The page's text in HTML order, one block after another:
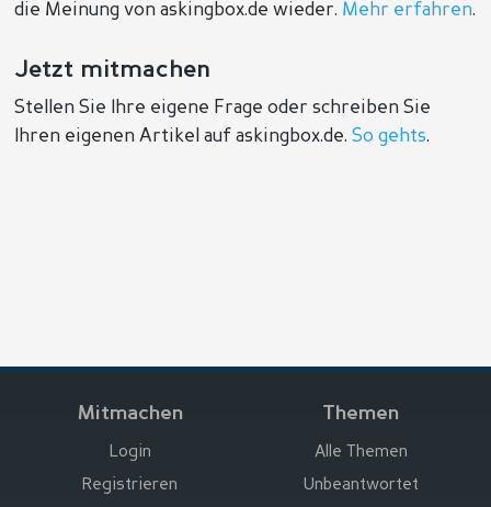
die Meinung von askingbox.de wieder. Mehr erfahren.
Jetzt mitmachen
Stellen Sie Ihre eigene Frage oder schreiben Sie
Ihren eigenen Artikel auf askingbox.de.So gehts.
Mitmachen
Login
Registrieren
Themen
Alle Themen
Unbeantwortet